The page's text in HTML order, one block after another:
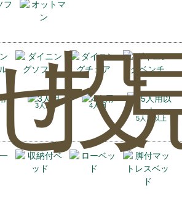
投
3人用
4人用
5人用以上